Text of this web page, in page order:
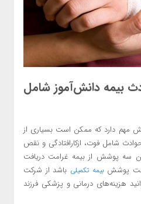
بیمه دانش‌آموز شامل
دانش‌آموزی ۳ پوشش مهم دارد که ممکن است بسیاری از
شامل فوت، ازکارافتادگی و نقص
سه پوشش از بیمه غرامت دریافت
تحت پوشش بیمه تکمیلی باشد از شرکت
هزینه‌های درمانی و پزشکی فرزند